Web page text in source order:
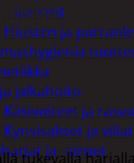
Hiusvärit
Hiusten ja
jalkahoito
Käsivoiteet ja
Kynsisakset ja viilat
ja -sienet
tukevalla